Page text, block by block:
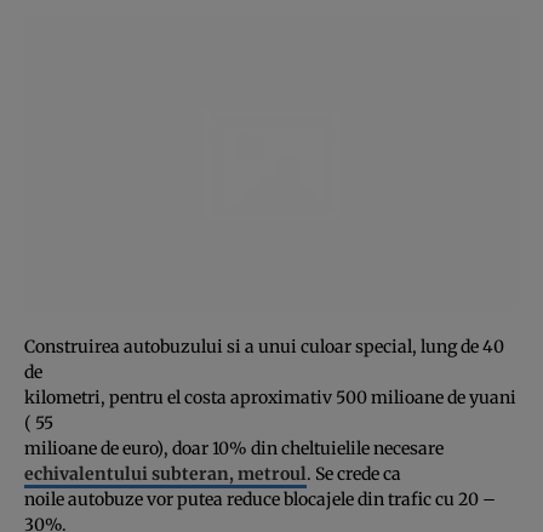
Construirea autobuzului si a unui culoar special, lung de 40
de
kilometri, pentru el costa aproximativ 500 milioane de yuani
( 55
milioane de euro), doar 10% din cheltuielile necesare
echivalentului subteran, metroul. Se crede ca
noile autobuze vor putea reduce blocajele din trafic cu 20 –
30%.